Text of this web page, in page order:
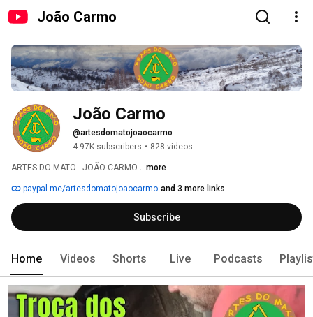
João Carmo
João Carmo
@artesdomatojoaocarmo
4.97K subscribers • 828 videos
ARTES DO MATO - JOÃO CARMO ...more
paypal.me/artesdomatojoaocarmo and 3 more links
Subscribe
Home Videos Shorts Live Podcasts